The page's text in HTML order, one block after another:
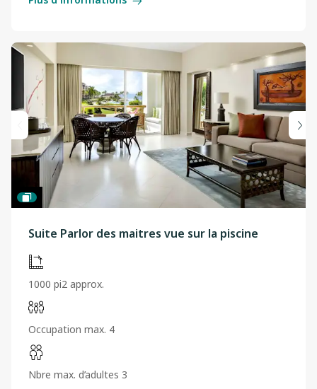
Suite Parlor des maitres vue sur la piscine
1000 pi2 approx.
Occupation max. 4
Nbre max. d’adultes 3